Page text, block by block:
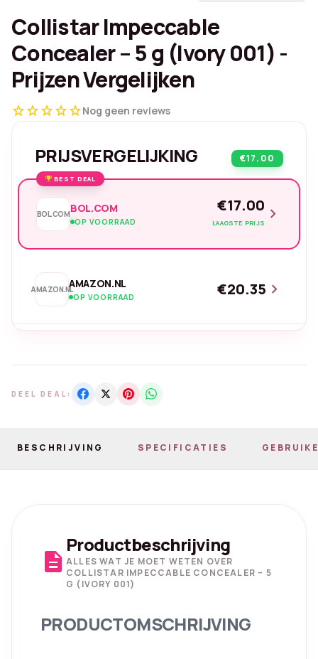
Collistar Impeccable
Concealer – 5 g (Ivory 001) -
Prijzen Vergelijken
starstarstarstarstarNog geen reviews
PRIJSVERGELIJKING €17.00
BEST DEAL
BOL.COMBOL.COM
OP VOORRAAD
€17.00
LAAGSTE PRIJS chevron_right
AMAZON.NLAMAZON.NL
OP VOORRAAD €20.35 chevron_right
DEEL DEAL:
BESCHRIJVING SPECIFICATIES
description
Productbeschrijving
ALLES WAT JE MOET WETEN OVER
COLLISTAR IMPECCABLE CONCEALER – 5
G (IVORY 001)
PRODUCTOMSCHRIJVING